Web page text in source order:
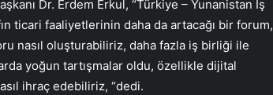
Dr. Erdem Erkul, “Türkiye – Yunanistan İş
ticari faaliyetlerinin daha da artacağı bir forum,
nasıl oluşturabiliriz, daha fazla iş birliği ile
yoğun tartışmalar oldu, özellikle dijital
ihraç edebiliriz, “dedi.